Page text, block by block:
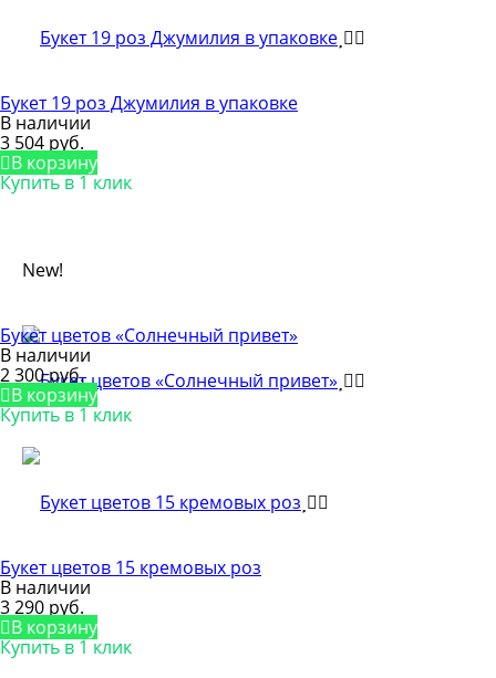
Букет 19 роз Джумилия в упаковке
В наличии
3 504 руб.
В корзину
Купить в 1 клик
New!
Букет цветов «Солнечный привет»
В наличии
2 300 руб.
В корзину
Купить в 1 клик
Букет цветов 15 кремовых роз
В наличии
3 290 руб.
В корзину
Купить в 1 клик